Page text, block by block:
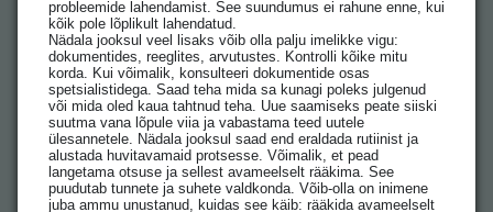
probleemide lahendamist. See suundumus ei rahune enne, kui
kõik pole lõplikult lahendatud.
Nädala jooksul veel lisaks võib olla palju imelikke vigu:
dokumentides, reeglites, arvutustes. Kontrolli kõike mitu
korda. Kui võimalik, konsulteeri dokumentide osas
spetsialistidega. Saad teha mida sa kunagi poleks julgenud
või mida oled kaua tahtnud teha. Uue saamiseks peate siiski
suutma vana lõpule viia ja vabastama teed uutele
ülesannetele. Nädala jooksul saad end eraldada rutiinist ja
alustada huvitavamaid protsesse. Võimalik, et pead
langetama otsuse ja sellest avameelselt rääkima. See
puudutab tunnete ja suhete valdkonda. Võib-olla on inimene
juba ammu unustanud, kuidas see käib: rääkida avameelselt